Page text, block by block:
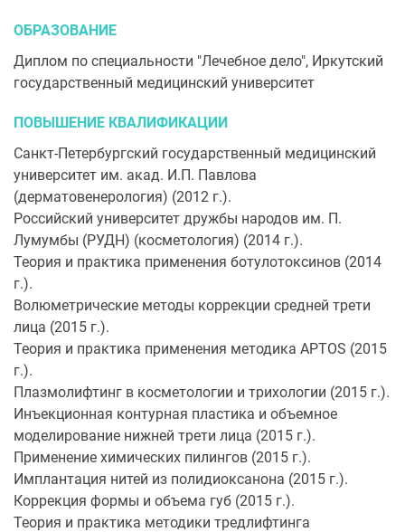
ОБРАЗОВАНИЕ
Диплом по специальности "Лечебное дело", Иркутский
государственный медицинский университет
ПОВЫШЕНИЕ КВАЛИФИКАЦИИ
Санкт-Петербургский государственный медицинский
университет им. акад. И.П. Павлова
(дерматовенерология) (2012 г.).
Российский университет дружбы народов им. П.
Лумумбы (РУДН) (косметология) (2014 г.).
Теория и практика применения ботулотоксинов (2014
г.).
Волюметрические методы коррекции средней трети
лица (2015 г.).
Теория и практика применения методика APTOS (2015
г.).
Плазмолифтинг в косметологии и трихологии (2015 г.).
Инъекционная контурная пластика и объемное
моделирование нижней трети лица (2015 г.).
Применение химических пилингов (2015 г.).
Имплантация нитей из полидиоксанона (2015 г.).
Коррекция формы и объема губ (2015 г.).
Теория и практика методики тредлифтинга